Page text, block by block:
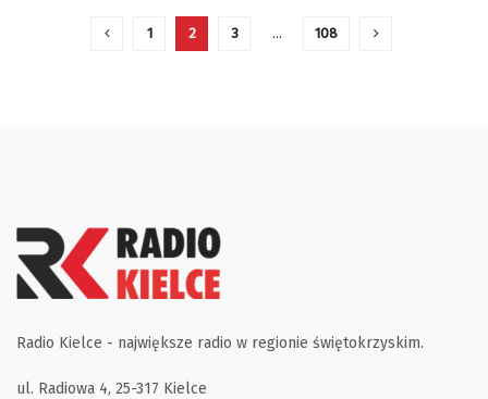
1 2 3 … 108
Radio Kielce - największe radio w regionie świętokrzyskim.
ul. Radiowa 4, 25-317 Kielce